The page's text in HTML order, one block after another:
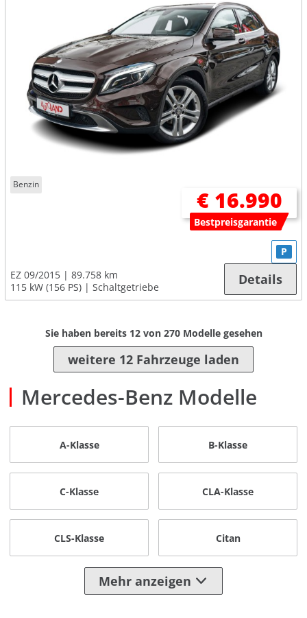
Benzin
€ 16.990
Bestpreisgarantie
EZ 09/2015
89.758 km
115 kW (156 PS)
Schaltgetriebe
P
Details
Sie haben bereits 12von 270Modelle gesehen
weitere 12 Fahrzeuge laden
Mercedes-Benz Modelle
A-Klasse B-Klasse
C-Klasse CLA-Klasse
CLS-Klasse Citan
Mehr anzeigen